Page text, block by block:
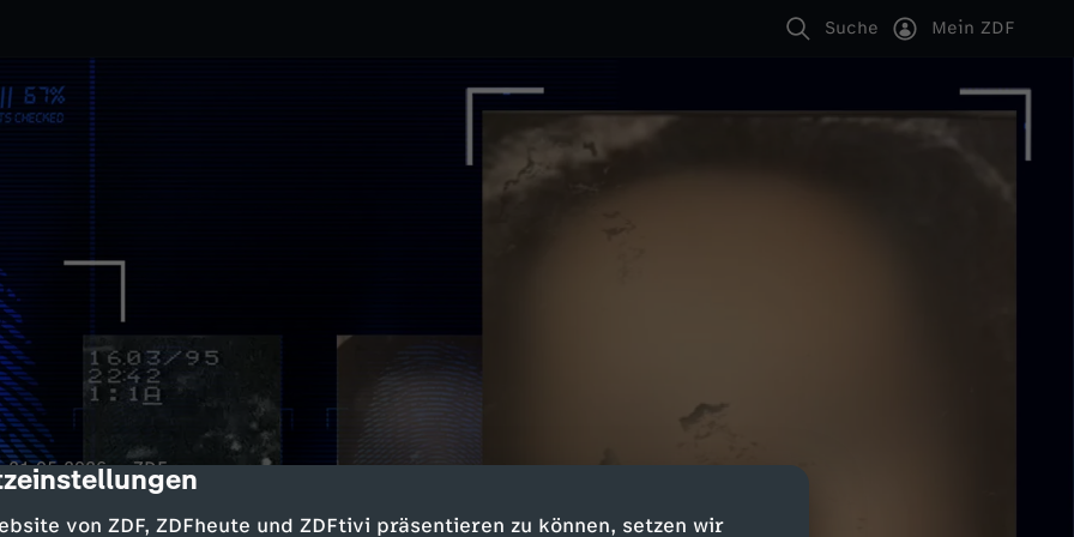
von ZDF, ZDFheute und ZDFtivi präsentieren zu können, setzen wir
Suche Mein ZDF
21.05.2026 ZDF
– mit 27 Schüssen. Die